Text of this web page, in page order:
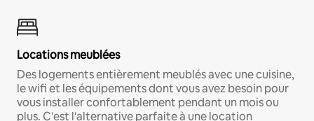
Locations meublées
Des logements entièrement meublés avec une cuisine,
le wifi et les équipements dont vous avez besoin pour
vous installer confortablement pendant un mois ou
plus. C'est l'alternative parfaite à une location